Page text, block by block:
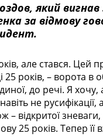
який вигнав
за відмову
але стався. Цей
років, – ворота в
до речі. Я
не русифікації,
– відкритої
25 років. Тепер її